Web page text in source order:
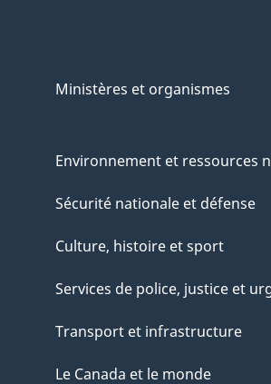
Ministères et organismes
Environnement et ressources
Sécurité nationale et défense
Culture, histoire et sport
Services de police, justice et
Transport et infrastructure
Le Canada et le monde